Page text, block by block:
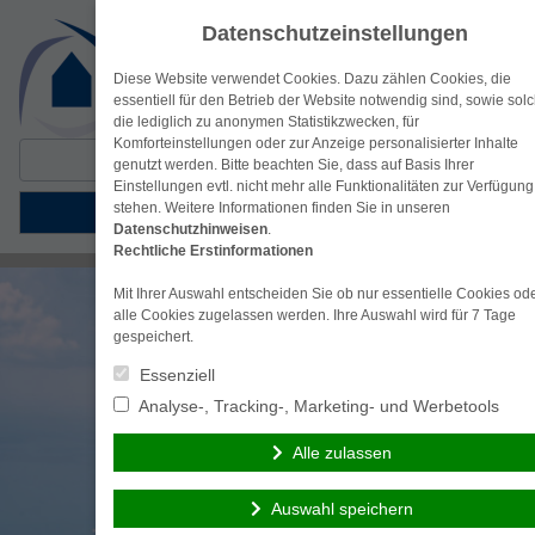
Menü
Datenschutzeinstellungen
Diese Website verwendet Cookies. Dazu zählen Cookies, die
essentiell für den Betrieb der Website notwendig sind, sowie
die lediglich zu anonymen Statistikzwecken, für
Komforteinstellungen oder zur Anzeige personalisierter Inhalte
genutzt werden. Bitte beachten Sie, dass auf Basis Ihrer
Einstellungen evtl. nicht mehr alle Funktionalitäten zur Verfügung
stehen. Weitere Informationen finden Sie in unseren
Datenschutzhinweisen.
Rechtliche Erstinformationen
Mit Ihrer Auswahl entscheiden Sie ob nur essentielle Cookies
alle Cookies zugelassen werden. Ihre Auswahl wird für 7 Tage
gespeichert.
Essenziell
Analyse-, Tracking-, Marketing- und Werbetools
Alle zulassen
Auswahl speichern